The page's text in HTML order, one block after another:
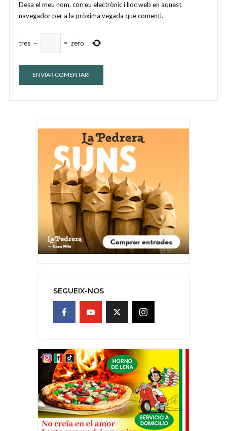
Desa el meu nom, correu electrònic i lloc web en aquest
navegador per a la pròxima vegada que comenti.
tres − = zero
SEGUEIX-NOS